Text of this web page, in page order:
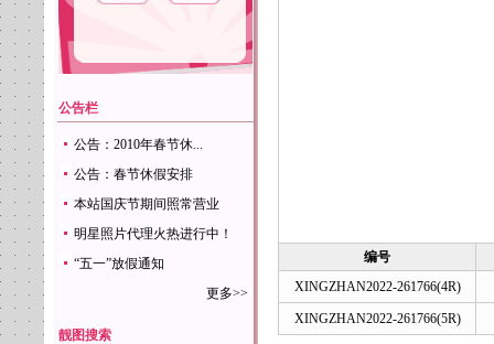
公告栏
公告：2010年春节休...
公告：春节休假安排
本站国庆节期间照常营业
明星照片代理火热进行中！
“五一”放假通知
更多>>
靓图搜索
编号
XINGZHAN2022-261766(4R)
XINGZHAN2022-261766(5R)